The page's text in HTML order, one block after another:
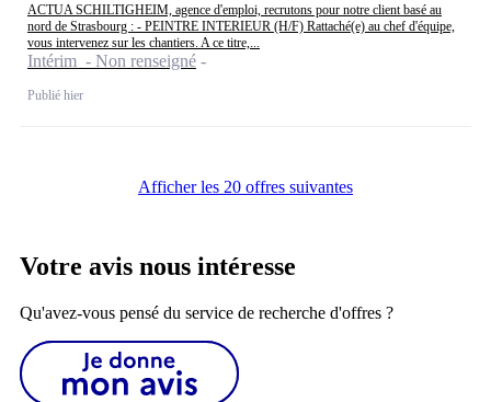
ACTUA SCHILTIGHEIM, agence d'emploi, recrutons pour notre client basé au
nord de Strasbourg : - PEINTRE INTERIEUR (H/F) Rattaché(e) au chef d'équipe,
vous intervenez sur les chantiers. A ce titre,...
Intérim - Non renseigné
Publié hier
Afficher les 20 offres suivantes
Votre avis nous intéresse
Qu'avez-vous pensé du service de recherche d'offres ?